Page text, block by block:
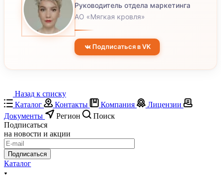
Руководитель отдела маркетинга
АО «Мягкая кровля»
Подписаться в VK
Назад к списку
Каталог
Контакты Компания
Лицензии
Документы
Регион
Поиск
Подписаться
на новости и акции
Подписаться
Каталог